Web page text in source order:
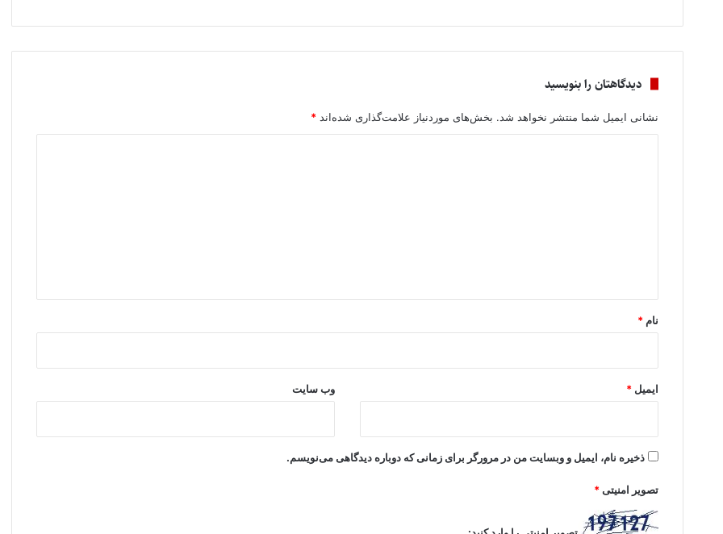
دیدگاهتان را بنویسید
نشانی ایمیل شما منتشر نخواهد شد. بخش‌های موردنیاز علامت‌گذاری شده‌اند *
نام *
ایمیل * وب‌ سایت
ذخیره نام، ایمیل و وبسایت من در مرورگر برای زمانی که دوباره دیدگاهی می‌نویسم.
تصویر امنیتی*